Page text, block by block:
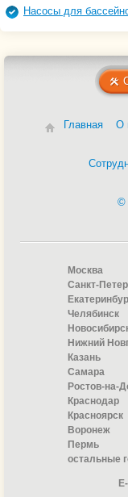
Насосы
Колодезные
Скважинные
Центробежные
Насосы Pool
Насосы Espa
Мембранные
Скважинные
Погружные
Частотные
Насосы DAB
Скважинные
Погружные
Насосы для
Главная О
©
Москва
Санкт-
Челябинск
Нижний
Казань
Самара
Ростов-на-
Краснодар
Красноярск
Воронеж
Пермь
остальные